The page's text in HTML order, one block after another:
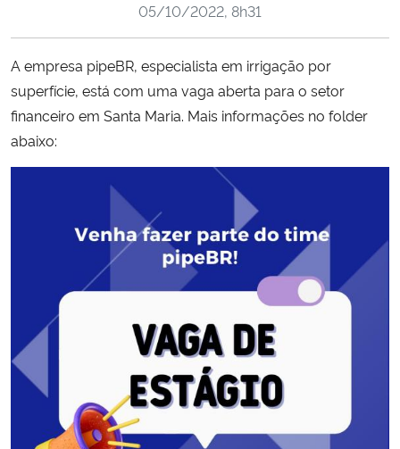
Ministério da Saúde
Ministério de Minas e Energia
Ministério do Meio Ambiente
Ministério do Desenvolvimento Regional
Controladoria-Geral da União
Ministério da Mulher, da Família e dos Direitos Humanos
Secretaria-Geral
05/10/2022, 8h31
A empresa pipeBR, especialista em irrigação por
superfície, está com uma vaga aberta para o setor
financeiro em Santa Maria. Mais informações no folder
abaixo: